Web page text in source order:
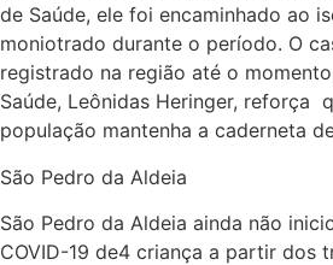
de Saúde, ele foi encaminhado ao
moniotrado durante o período. O
registrado na região até o
Saúde, Leônidas Heringer, reforça
população mantenha a caderneta
São Pedro da Aldeia
São Pedro da Aldeia ainda não
COVID-19 de4 criança a partir dos